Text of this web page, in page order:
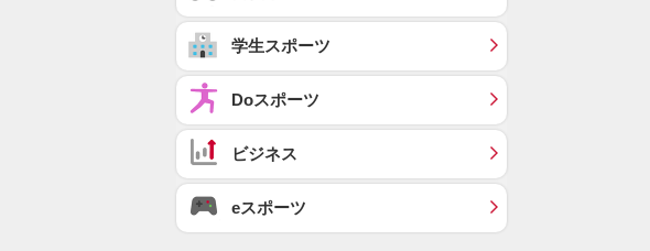
学生スポーツ
Doスポーツ
ビジネス
eスポーツ